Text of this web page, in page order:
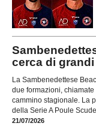
cerca di
La Sambenedettese
due formazioni,
cammino stagionale. La
della Serie A Poule
21/07/2026